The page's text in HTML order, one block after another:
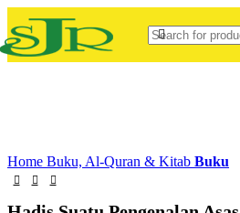
Home Buku, Al-Quran & Kitab Buku